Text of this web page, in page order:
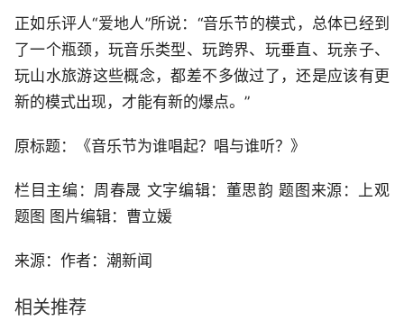
正如乐评人“爱地人”所说：“音乐节的模式，总体已经到
了一个瓶颈，玩音乐类型、玩跨界、玩垂直、玩亲子、
玩山水旅游这些概念，都差不多做过了，还是应该有更
新的模式出现，才能有新的爆点。”
原标题：《音乐节为谁唱起？唱与谁听？》
栏目主编：周春晟 文字编辑：董思韵 题图来源：上观
题图 图片编辑：曹立媛
来源：作者：潮新闻
相关推荐